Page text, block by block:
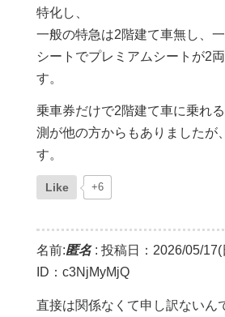
特化し、
一般の特急は2階建て車無し、
シートでプレミアムシートが2
す。
乗車券だけで2階建て車に乗れ
測が他の方からもありましたが
す。
Like +6
名前:匿名: 投稿日：2026/05/
ID：c3NjMyMjQ
直接は関係なくて申し訳ないん